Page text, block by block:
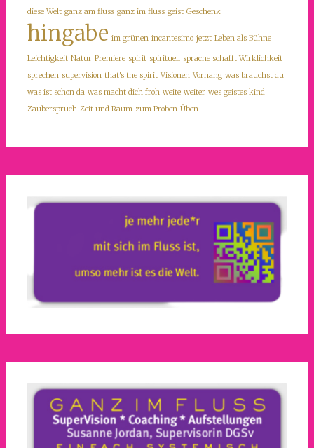
diese Welt ganz am fluss ganz im fluss geist Geschenk
hingabe im grünen incantesimo jetzt Leben als Bühne
Leichtigkeit Natur Premiere spirit spirituell sprache schafft Wirklichkeit
sprechen supervision that's the spirit Visionen Vorhang was brauchst du
was ist schon da was macht dich froh weite weiter wes geistes kind
Zauberspruch Zeit und Raum zum Proben Üben